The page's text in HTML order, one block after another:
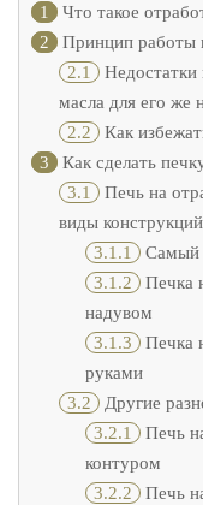
1
Что такое
2
Принцип работы
2.1 Недостатки
масла для его же
2.2 Как
3
Как сделать
3.1 Печь на
виды конструкций
3.1.1
Самый
3.1.2
Печка
надувом
3.1.3
Печка
руками
3.2 Другие
3.2.1
Печь
контуром
3.2.2
Печь